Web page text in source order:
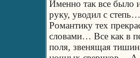
Именно так все было
руку, уводил с
Романтику тех
словами… Все как в
поля, звенящая